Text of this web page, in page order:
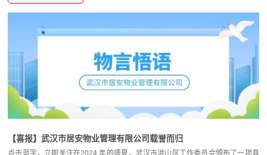
【喜报】武汉市居安物业管理有限公司载誉而归
点击蓝字，立即关注在2024 年的盛夏，武汉市洪山区工作委员会颁布了一项具